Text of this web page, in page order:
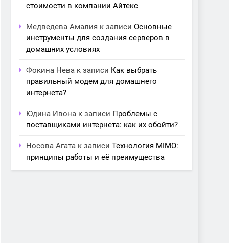
стоимости в компании Айтекс
Медведева Амалия к записи Основные
инструменты для создания серверов в
домашних условиях
Фокина Нева к записи Как выбрать
правильный модем для домашнего
интернета?
Юдина Ивона к записи Проблемы с
поставщиками интернета: как их обойти?
Носова Агата к записи Технология MIMO:
принципы работы и её преимущества